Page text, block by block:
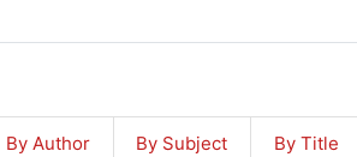
By Author By Subject By Title